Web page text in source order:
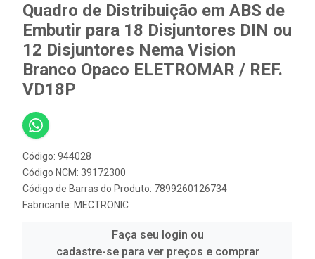
Quadro de Distribuição em ABS de
Embutir para 18 Disjuntores DIN ou
12 Disjuntores Nema Vision
Branco Opaco ELETROMAR / REF.
VD18P
Código: 944028
Código NCM: 39172300
Código de Barras do Produto: 7899260126734
Fabricante: MECTRONIC
Faça seu login ou
cadastre-se para ver preços e comprar